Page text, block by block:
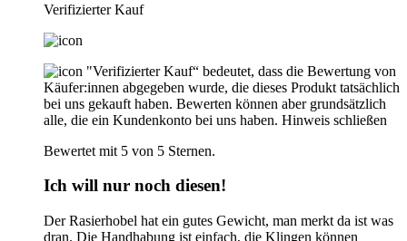
Verifizierter Kauf
"Verifizierter Kauf“ bedeutet, dass die Bewertung von
Käufer:innen abgegeben wurde, die dieses Produkt tatsächlich
bei uns gekauft haben. Bewerten können aber grundsätzlich
alle, die ein Kundenkonto bei uns haben. Hinweis schließen
Bewertet mit 5 von 5 Sternen.
Ich will nur noch diesen!
Der Rasierhobel hat ein gutes Gewicht, man merkt da ist was
dran. Die Handhabung ist einfach, die Klingen können